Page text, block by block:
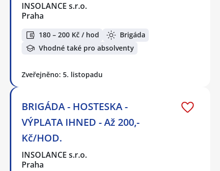
INSOLANCE s.r.o.
Praha
180 – 200 Kč / hod
Brigáda
Vhodné také pro absolventy
Zveřejněno: 5. listopadu
BRIGÁDA - HOSTESKA -
VÝPLATA IHNED - Až 200,-
Kč/HOD.
INSOLANCE s.r.o.
Praha